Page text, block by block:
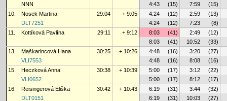
NNN
4:43 (15) 7:59
(15)
10.
Nosek Martina 29:04 + 9:05 4:24 (12) 2:59
(13)
DLT7251
4:24 (12) 7:23
(8)
11.
Kottíková Pavlína 29:11 + 9:12 8:03 (41) 2:49
(12)
8:03
(41) 10:52
(33)
13.
Maškarincová Hana 30:25 + 10:26 4:48 (16) 3:20
(27)
VLI7553
4:48 (16) 8:08
(16)
15.
Heczková Anna 30:38 + 10:39 5:00 (17) 3:12
(22)
VLI0652
5:00 (17) 8:12
(17)
16.
Reisingerová Eliška 30:42 + 10:43 6:19 (31) 3:44
(32)
DLT0151
6:19 (31) 10:03
(27)